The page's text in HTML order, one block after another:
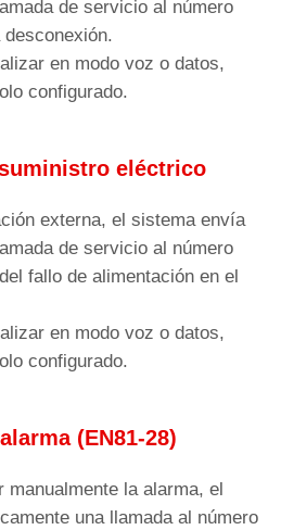
de que el buzón de voz
en caso de que no se
el número no esté
a los valores
de fábrica.
actualizaciones
dentro de un intervalo
por el usuario (tiempo de
de emergencia
realizar en modo voz o
si se ha configurado un
> Marcador >Código C5
de servicio al número
en modo voz o datos,
configurado.
eléctrico
externa, el sistema envía
de servicio al número
fallo de alimentación en el
en modo voz o datos,
configurado.
(EN81-28)
manualmente la alarma, el
una llamada al número